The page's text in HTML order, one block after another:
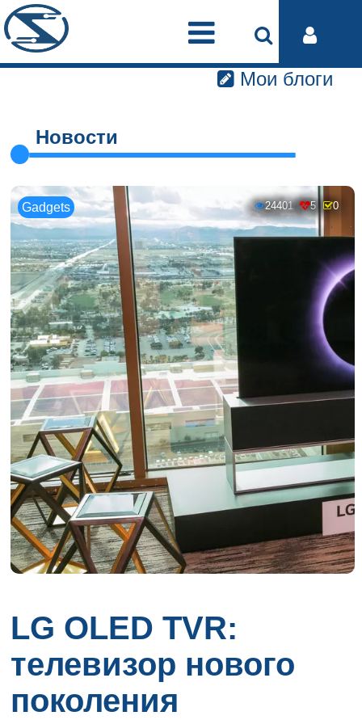
Мои блоги
Новости
Gadgets 24401 5 0
LG OLED TVR:
телевизор нового
поколения